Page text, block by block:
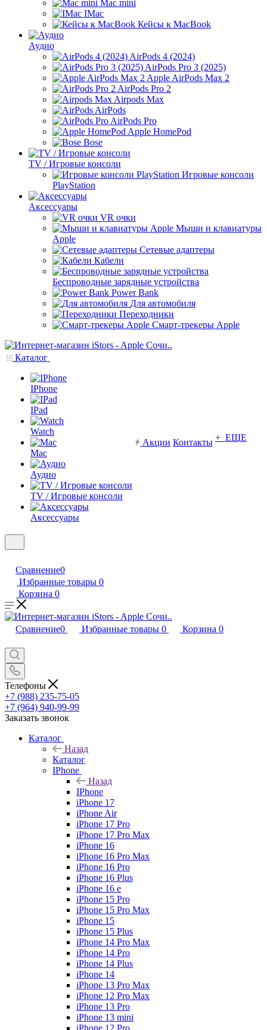
Mac mini
IMac
Кейсы к MacBook
Аудио
AirPods 4 (2024)
AirPods Pro 3 (2025)
Apple AirPods Max 2
AirPods Pro 2
Airpods Max
AirPods
AirPods Pro
Apple HomePod
Bose
TV / Игровые консоли
Игровые консоли
PlayStation
Аксессуары
VR очки
Мыши и клавиатуры
Apple
Сетевые адаптеры
Кабели
Беспроводные зарядные устройства
Power Bank
Для автомобиля
Переходники
Смарт-трекеры Apple
Каталог
IPhone
IPad
Watch
Mac
Аудио
TV / Игровые консоли
Аксессуары
Акции Контакты + ЕЩЕ
Сравнение0
Избранные товары 0
Корзина 0
Сравнение0 Избранные товары 0 Корзина 0
Телефоны
+7 (988) 235-75-05
+7 (964) 940-99-99
Заказать звонок
Каталог
Назад
Каталог
IPhone
Назад
IPhone
iPhone 17
iPhone Air
iPhone 17 Pro
iPhone 17 Pro Max
iPhone 16
iPhone 16 Pro Max
iPhone 16 Pro
iPhone 16 Plus
iPhone 16 e
iPhone 15 Pro
iPhone 15 Pro Max
iPhone 15
iPhone 15 Plus
iPhone 14 Pro Max
iPhone 14 Pro
iPhone 14 Plus
iPhone 14
iPhone 13 Pro Max
iPhone 12 Pro Max
iPhone 13 Pro
iPhone 13 mini
iPhone 12 Pro